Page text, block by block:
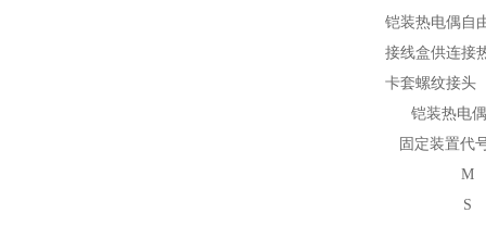
铠装热电偶自
接线盒供连接
卡套螺纹接头
铠装热电
固定装置代
M
S